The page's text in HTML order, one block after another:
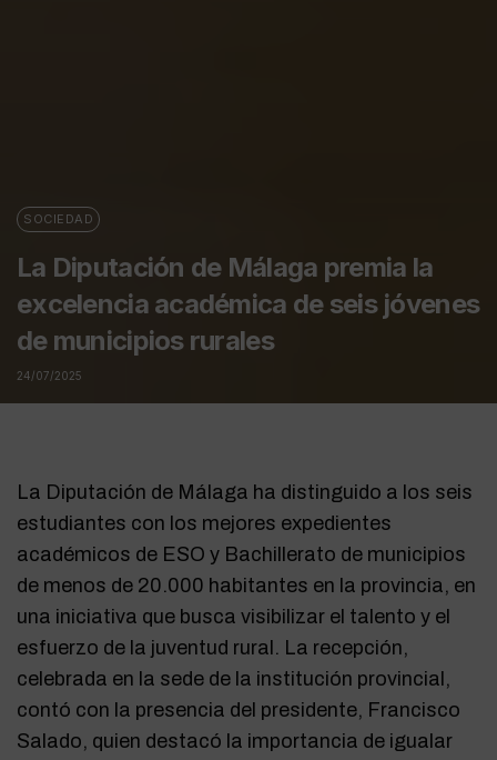
SOCIEDAD
La Diputación de Málaga premia la
excelencia académica de seis jóvenes
de municipios rurales
24/07/2025
La Diputación de Málaga ha distinguido a los seis
estudiantes con los mejores expedientes
académicos de ESO y Bachillerato de municipios
de menos de 20.000 habitantes en la provincia, en
una iniciativa que busca visibilizar el talento y el
esfuerzo de la juventud rural. La recepción,
celebrada en la sede de la institución provincial,
contó con la presencia del presidente, Francisco
Salado, quien destacó la importancia de igualar